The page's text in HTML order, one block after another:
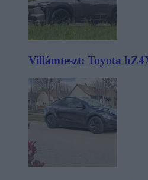
Villámteszt: Toyota